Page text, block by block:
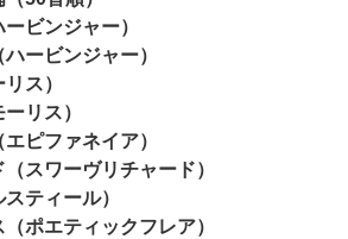
ビンジャー）
ービンジャー）
ス）
リス）
ピファネイア）
スワーヴリチャード）
ティール）
ポエティックフレア）